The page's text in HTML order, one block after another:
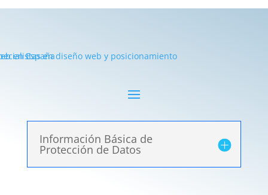
Información Básica de
Protección de Datos